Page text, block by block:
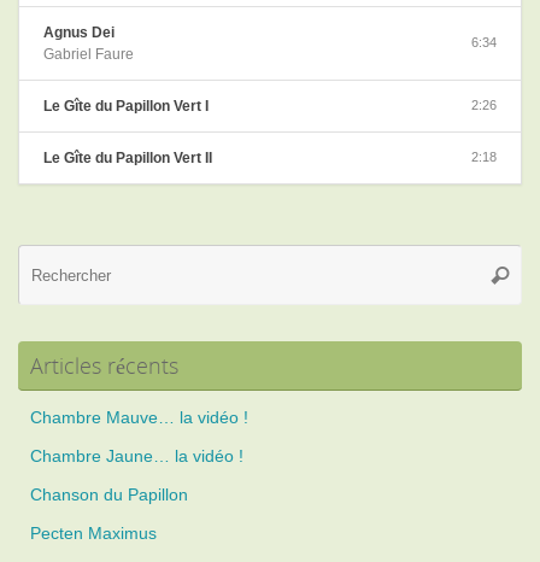
Agnus Dei
Gabriel Faure
6:34
Le Gîte du Papillon Vert I 2:26
Le Gîte du Papillon Vert II 2:18
Articles récents
Chambre Mauve… la vidéo !
Chambre Jaune… la vidéo !
Chanson du Papillon
Pecten Maximus